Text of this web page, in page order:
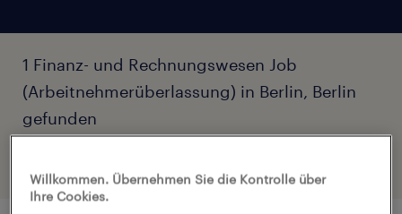
1 Finanz- und Rechnungswesen Job
(Arbeitnehmerüberlassung) in Berlin, Berlin
gefunden
Willkommen. Übernehmen Sie die Kontrolle über
Ihre Cookies.